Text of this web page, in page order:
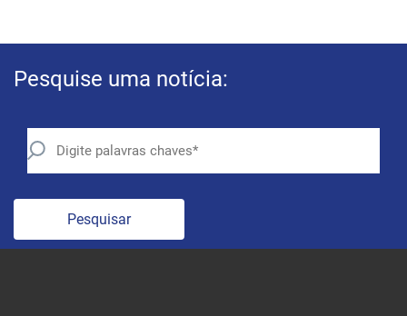
Pesquise uma notícia:
Pesquisar